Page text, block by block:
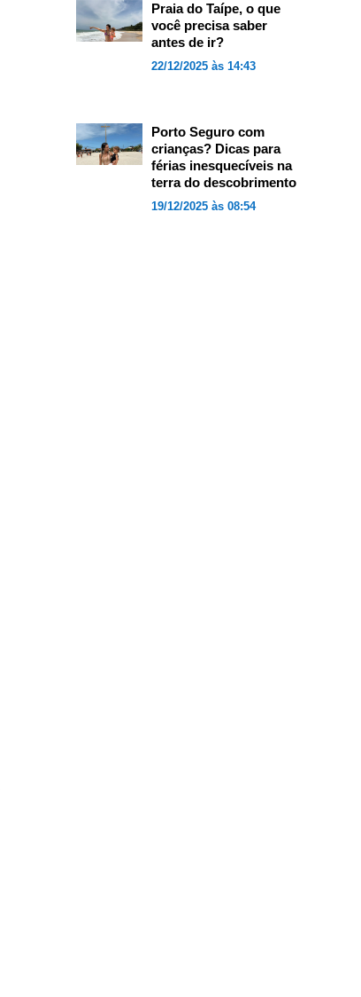
Praia do Taípe, o que
você precisa saber
antes de ir?
22/12/2025 às 14:43
Porto Seguro com
crianças? Dicas para
férias inesquecíveis na
terra do descobrimento
19/12/2025 às 08:54